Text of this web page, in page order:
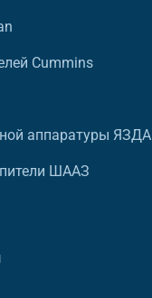
Cummins
аппаратуры ЯЗДА
ШААЗ